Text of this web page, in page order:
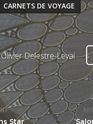
Star
CARNETS DE VOYAGE
Olivier Delestre-Levai